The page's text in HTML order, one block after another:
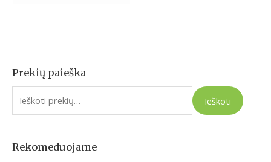
Prekių paieška
I
e
o
Ieškoti
Rekomeduojame